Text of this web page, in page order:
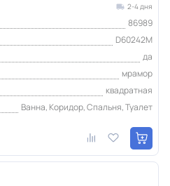
2-4 дня
86989
D60242M
да
мрамор
квадратная
Ванна, Коридор, Спальня, Туалет